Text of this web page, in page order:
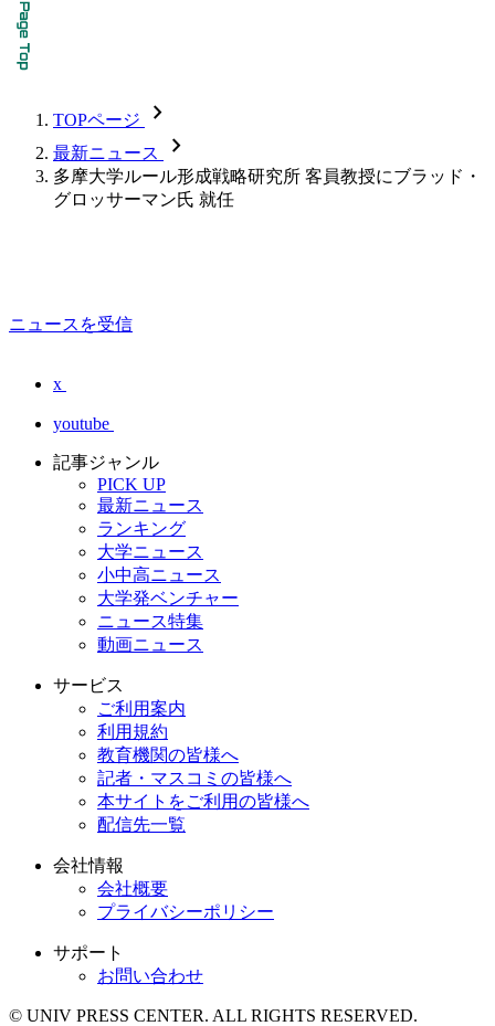
TOPページ chevron_forward
最新ニュース chevron_forward
多摩大学ルール形成戦略研究所 客員教授にブラッド・
グロッサーマン氏 就任
ニュースを受信
x
youtube
記事ジャンル
PICK UP
最新ニュース
ランキング
大学ニュース
小中高ニュース
大学発ベンチャー
ニュース特集
動画ニュース
サービス
ご利用案内
利用規約
教育機関の皆様へ
記者・マスコミの皆様へ
本サイトをご利用の皆様へ
配信先一覧
会社情報
会社概要
プライバシーポリシー
サポート
お問い合わせ
© UNIV PRESS CENTER. ALL RIGHTS RESERVED.